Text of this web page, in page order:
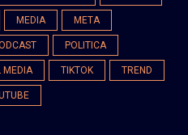
MEDIA META
POLITICA
MEDIA TIKTOK TREND